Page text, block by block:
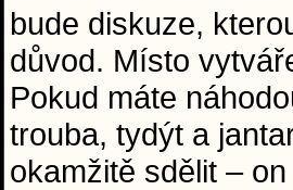
bude diskuze,
důvod. Místo
Pokud máte
trouba, tydýt a
okamžitě sdělit –